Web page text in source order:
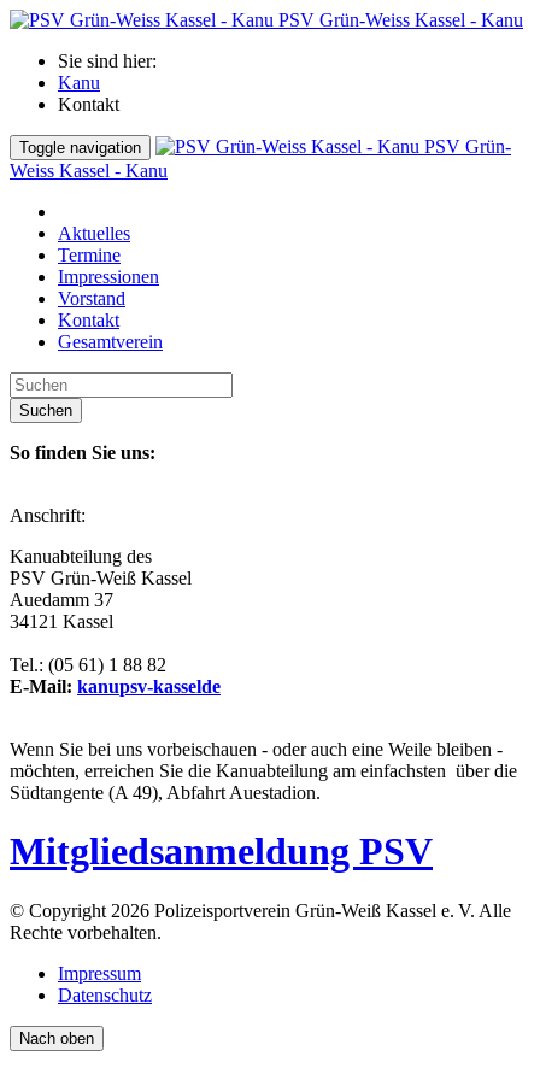
PSV Grün-Weiss Kassel - Kanu
Sie sind hier:
Kanu
Kontakt
Toggle navigation
PSV Grün-
Weiss Kassel - Kanu
Aktuelles
Termine
Impressionen
Vorstand
Kontakt
Gesamtverein
Suchen
So finden Sie uns:
Anschrift:
Kanuabteilung des
PSV Grün-Weiß Kassel
Auedamm 37
34121 Kassel
Tel.: (05 61) 1 88 82
E-Mail: kanupsv-kasselde
Wenn Sie bei uns vorbeischauen - oder auch eine Weile bleiben -
möchten, erreichen Sie die Kanuabteilung am einfachsten über die
Südtangente (A 49), Abfahrt Auestadion.
Mitgliedsanmeldung PSV
© Copyright 2026 Polizeisportverein Grün-Weiß Kassel e. V. Alle
Rechte vorbehalten.
Impressum
Datenschutz
Nach oben